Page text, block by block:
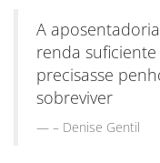
A
renda
precisasse
sobreviver
– Denise Gentil